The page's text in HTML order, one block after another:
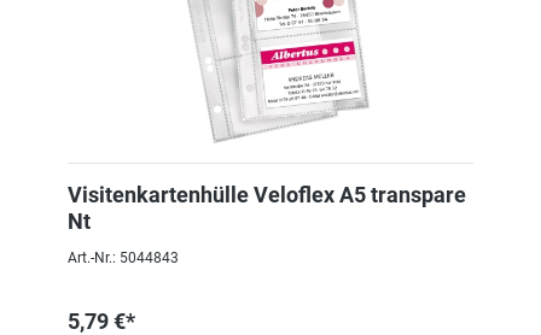
Visitenkartenhülle Veloflex A5 transpare
Nt
Art.-Nr.: 5044843
5,79 €*